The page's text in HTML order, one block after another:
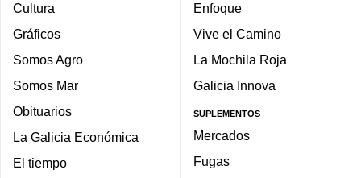
Cultura
Gráficos
Somos Agro
Somos Mar
Obituarios
La Galicia Económica
El tiempo
Enfoque
Vive el Camino
La Mochila Roja
Galicia Innova
SUPLEMENTOS
Mercados
Fugas